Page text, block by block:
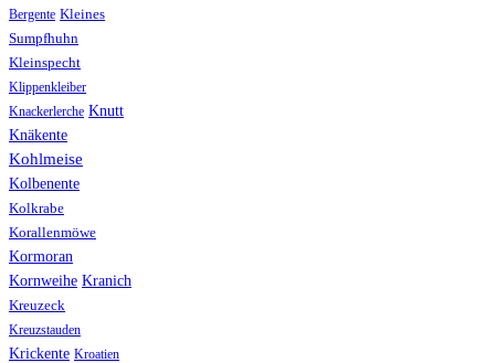
Bergente Kleines
Sumpfhuhn
Kleinspecht
Klippenkleiber
Knackerlerche Knutt
Knäkente
Kohlmeise
Kolbenente
Kolkrabe
Korallenmöwe
Kormoran
Kornweihe Kranich
Kreuzeck
Kreuzstauden
Krickente Kroatien